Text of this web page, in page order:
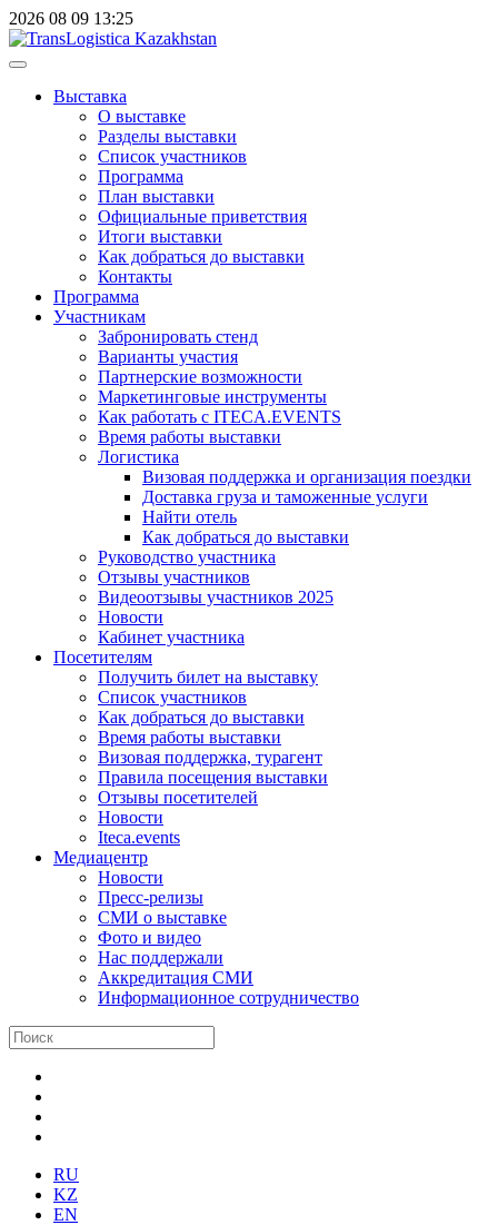
2026 08 09 13:25
Выставка
О выставке
Разделы выставки
Список участников
Программа
План выставки
Официальные приветствия
Итоги выставки
Как добраться до выставки
Контакты
Программа
Участникам
Забронировать стенд
Варианты участия
Партнерские возможности
Маркетинговые инструменты
Как работать с ITECA.EVENTS
Время работы выставки
Логистика
Визовая поддержка и организация поездки
Доставка груза и таможенные услуги
Найти отель
Как добраться до выставки
Руководство участника
Отзывы участников
Видеоотзывы участников 2025
Новости
Кабинет участника
Посетителям
Получить билет на выставку
Список участников
Как добраться до выставки
Время работы выставки
Визовая поддержка, турагент
Правила посещения выставки
Отзывы посетителей
Новости
Iteca.events
Медиацентр
Новости
Пресс-релизы
СМИ о выставке
Фото и видео
Нас поддержали
Аккредитация СМИ
Информационное сотрудничество
RU
KZ
EN